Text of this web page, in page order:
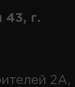
43, г.
2А,